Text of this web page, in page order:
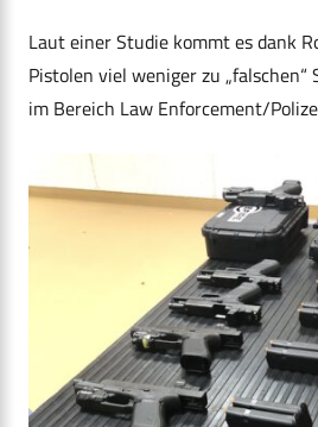
Laut einer Studie kommt es dank
Pistolen viel weniger zu „falschen“
im Bereich Law Enforcement/